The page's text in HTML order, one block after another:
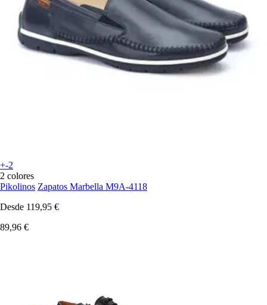
+-2
2 colores
Pikolinos Zapatos Marbella M9A-4118
Desde 119,95 €
89,96 €